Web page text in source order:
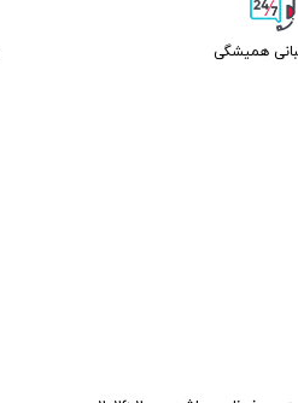
همیشگی